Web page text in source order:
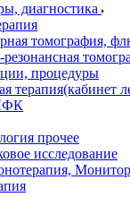
диагностика
томография,
процедуры
терапия(кабинет
прочее
исследование